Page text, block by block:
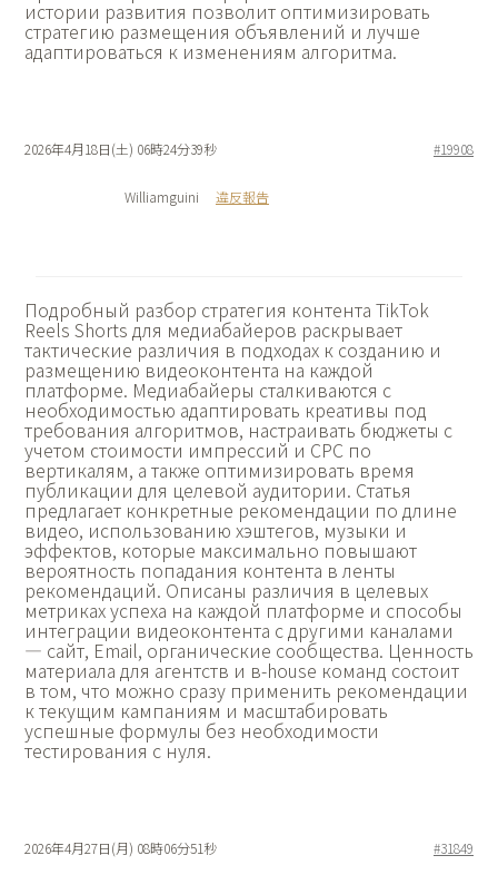
истории развития позволит оптимизировать
стратегию размещения объявлений и лучше
адаптироваться к изменениям алгоритма.
2026年4月18日(土) 06時24分39秒 #19908
Williamguini 違反報告
Подробный разбор стратегия контента TikTok
Reels Shorts для медиабайеров раскрывает
тактические различия в подходах к созданию и
размещению видеоконтента на каждой
платформе. Медиабайеры сталкиваются с
необходимостью адаптировать креативы под
требования алгоритмов, настраивать бюджеты с
учетом стоимости импрессий и CPC по
вертикалям, а также оптимизировать время
публикации для целевой аудитории. Статья
предлагает конкретные рекомендации по длине
видео, использованию хэштегов, музыки и
эффектов, которые максимально повышают
вероятность попадания контента в ленты
рекомендаций. Описаны различия в целевых
метриках успеха на каждой платформе и способы
интеграции видеоконтента с другими каналами
— сайт, Email, органические сообщества. Ценность
материала для агентств и в-house команд состоит
в том, что можно сразу применить рекомендации
к текущим кампаниям и масштабировать
успешные формулы без необходимости
тестирования с нуля.
2026年4月27日(月) 08時06分51秒 #31849